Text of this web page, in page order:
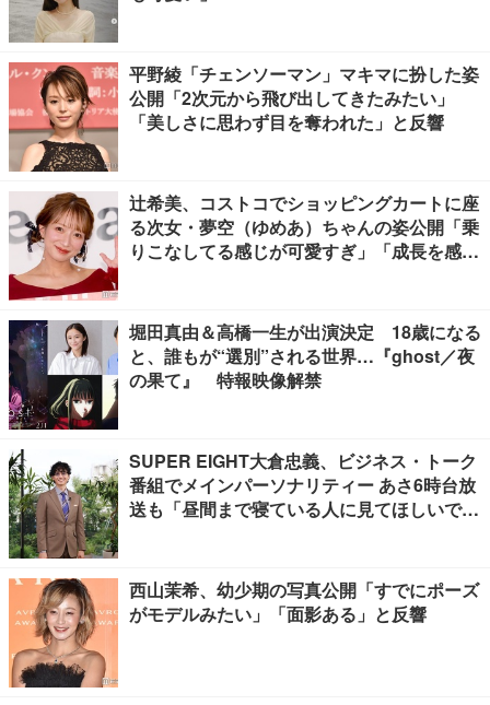
平野綾「チェンソーマン」マキマに扮した姿
公開「2次元から飛び出してきたみたい」
「美しさに思わず目を奪われた」と反響
辻希美、コストコでショッピングカートに座
る次女・夢空（ゆめあ）ちゃんの姿公開「乗
りこなしてる感じが可愛すぎ」「成長を感じ
堀田真由＆高橋一生が出演決定 18歳になる
と、誰もが“選別”される世界…『ghost／夜
の果て』 特報映像解禁
SUPER EIGHT大倉忠義、ビジネス・トーク
番組でメインパーソナリティー あさ6時台放
送も「昼間まで寝ている人に見てほしいで
西山茉希、幼少期の写真公開「すでにポーズ
がモデルみたい」「面影ある」と反響